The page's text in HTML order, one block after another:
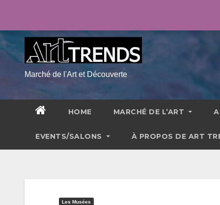
content
Marché de l'Art et Découverte
HOME MARCHÉ DE L’ART
EVENTS/SALONS À PROPOS DE ART
Les Musées